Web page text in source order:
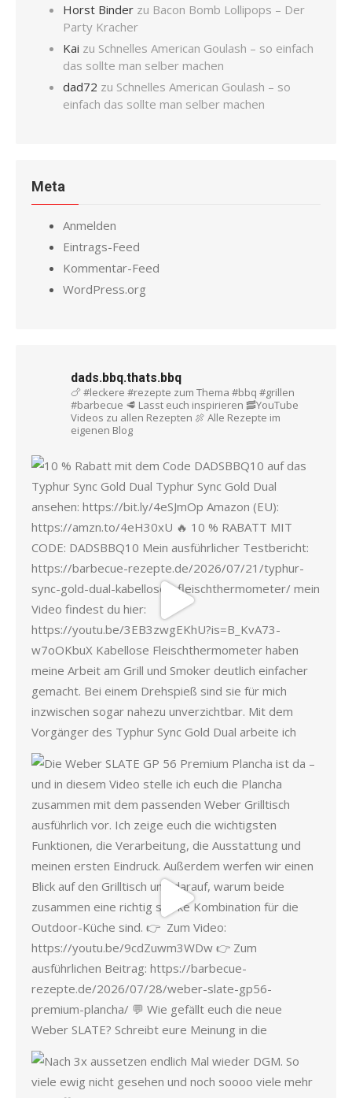
Horst Binder zu Bacon Bomb Lollipops – Der
Party Kracher
Kai zu Schnelles American Goulash – so einfach
das sollte man selber machen
dad72 zu Schnelles American Goulash – so
einfach das sollte man selber machen
Meta
Anmelden
Eintrags-Feed
Kommentar-Feed
WordPress.org
dads.bbq.thats.bbq
🍗 #leckere #rezepte zum Thema #bbq #grillen
#barbecue 🥩 Lasst euch inspirieren 🥓YouTube
Videos zu allen Rezepten 🍖 Alle Rezepte im
eigenen Blog